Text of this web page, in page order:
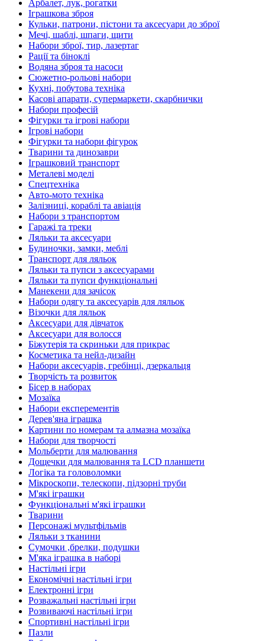
Арбалет, лук, рогатки
Іграшкова зброя
Кульки, патрони, пістони та аксесуари до зброї
Мечі, шаблі, шпаги, щити
Набори зброї, тир, лазертаг
Рації та біноклі
Водяна зброя та насоси
Сюжетно-рольові набори
Кухні, побутова техніка
Касові апарати, супермаркети, скарбнички
Набори професій
Фігурки та ігрові набори
Ігрові набори
Фігурки та набори фігурок
Тварини та динозаври
Іграшковий транспорт
Металеві моделі
Спецтехніка
Авто-мото техніка
Залізниці, кораблі та авіація
Набори з транспортом
Гаражі та треки
Ляльки та аксесуари
Будиночки, замки, меблі
Транспорт для ляльок
Ляльки та пупси з аксесуарами
Ляльки та пупси функціональні
Манекени для зачісок
Набори одягу та аксесуарів для ляльок
Візочки для ляльок
Аксесуари для дівчаток
Аксесуари для волосся
Біжутерія та скриньки для прикрас
Косметика та нейл-дизайн
Набори аксесуарів, гребінці, дзеркальця
Творчість та розвиток
Бісер в наборах
Мозаїка
Набори експерементів
Дерев'яна іграшка
Картини по номерам та алмазна мозаїка
Набори для творчості
Мольберти для малювання
Дощечки для малювання та LCD планшети
Логіка та головоломки
Мікроскопи, телескопи, підзорні труби
М'які іграшки
Функціональні м'які іграшки
Тварини
Персонажі мультфільмів
Ляльки з тканини
Сумочки ,брелки, подушки
М'яка іграшка в наборі
Настільні ігри
Економічні настільні ігри
Електронні ігри
Розважальні настільні ігри
Розвиваючі настільні ігри
Спортивні настільні ігри
Пазли